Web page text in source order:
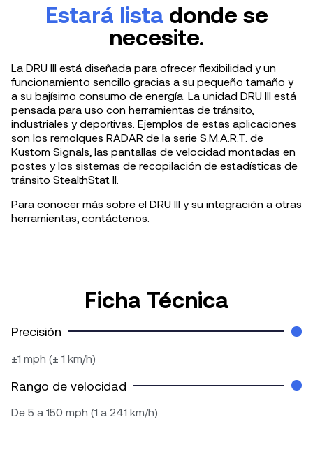
Estará lista donde se
necesite.
La DRU III está diseñada para ofrecer flexibilidad y un
funcionamiento sencillo gracias a su pequeño tamaño y
a su bajísimo consumo de energía. La unidad DRU III está
pensada para uso con herramientas de tránsito,
industriales y deportivas. Ejemplos de estas aplicaciones
son los remolques RADAR de la serie S.M.A.R.T. de
Kustom Signals, las pantallas de velocidad montadas en
postes y los sistemas de recopilación de estadísticas de
tránsito StealthStat II.
Para conocer más sobre el DRU III y su integración a otras
herramientas, contáctenos.
Ficha Técnica
Precisión
±1 mph (± 1 km/h)
Rango de velocidad
De 5 a 150 mph (1 a 241 km/h)